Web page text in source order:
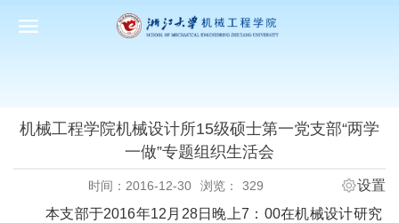
机械工程学院机械设计所15级硕士第一党支部“两学
一做”专题组织生活会
时间：2016-12-30 浏览： 329
设置
本支部于2016年12 月 28日晚上7 ： 00在机械设计研究